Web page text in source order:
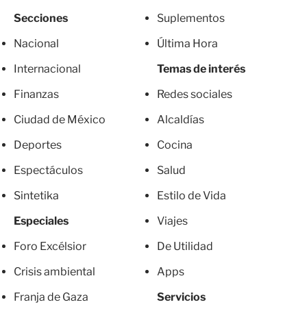
Secciones
Nacional
Internacional
Finanzas
Ciudad de México
Deportes
Espectáculos
Sintetika
Especiales
Foro Excélsior
Crisis ambiental
Franja de Gaza
Suplementos
Última Hora
Temas de interés
Redes sociales
Alcaldías
Cocina
Salud
Estilo de Vida
Viajes
De Utilidad
Apps
Servicios